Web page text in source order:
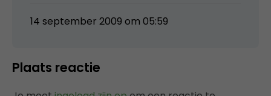
14 september 2009 om 05:59
Plaats reactie